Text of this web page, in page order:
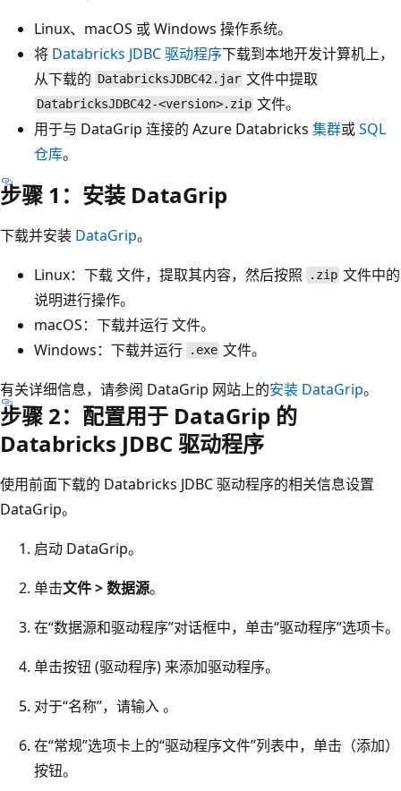
Linux、macOS 或 Windows 操作系统。
将 Databricks JDBC 驱动程序下载到本地开发计算机上，
从下载的 DatabricksJDBC42.jar 文件中提取
DatabricksJDBC42-<version>.zip 文件。
用于与 DataGrip 连接的 Azure Databricks 集群或SQL
仓库。
步骤 1：安装 DataGrip
下载并安装 DataGrip。
Linux：下载文件，提取其内容，然后按照 .zip 文件中的
说明进行操作。
macOS：下载并运行文件。
Windows：下载并运行
.exe 文件。
有关详细信息，请参阅 DataGrip 网站上的安装 DataGrip。
步骤 2：配置用于 DataGrip 的
Databricks JDBC 驱动程序
使用前面下载的 Databricks JDBC 驱动程序的相关信息设置
DataGrip。
启动 DataGrip。
单击文件 > 数据源。
在“数据源和驱动程序”对话框中，单击“驱动程序”选项卡。
单击按钮 (驱动程序) 来添加驱动程序。
对于“名称”，请输入。
在“常规”选项卡上的“驱动程序文件”列表中，单击 （添加）
按钮。